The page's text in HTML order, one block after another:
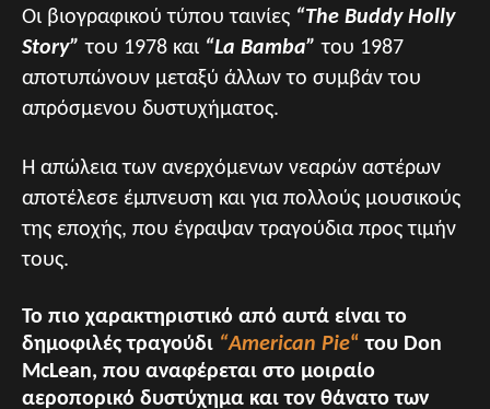
Οι βιογραφικού τύπου ταινίες “The Buddy Holly
Story” του 1978 και “La Bamba” του 1987
αποτυπώνουν μεταξύ άλλων το συμβάν του
απρόσμενου δυστυχήματος.
Η απώλεια των ανερχόμενων νεαρών αστέρων
αποτέλεσε έμπνευση και για πολλούς μουσικούς
της εποχής, που έγραψαν τραγούδια προς τιμήν
τους.
Το πιο χαρακτηριστικό από αυτά είναι το
δημοφιλές τραγούδι “American Pie“ του Don
McLean, που αναφέρεται στο μοιραίο
αεροπορικό δυστύχημα και τον θάνατο των